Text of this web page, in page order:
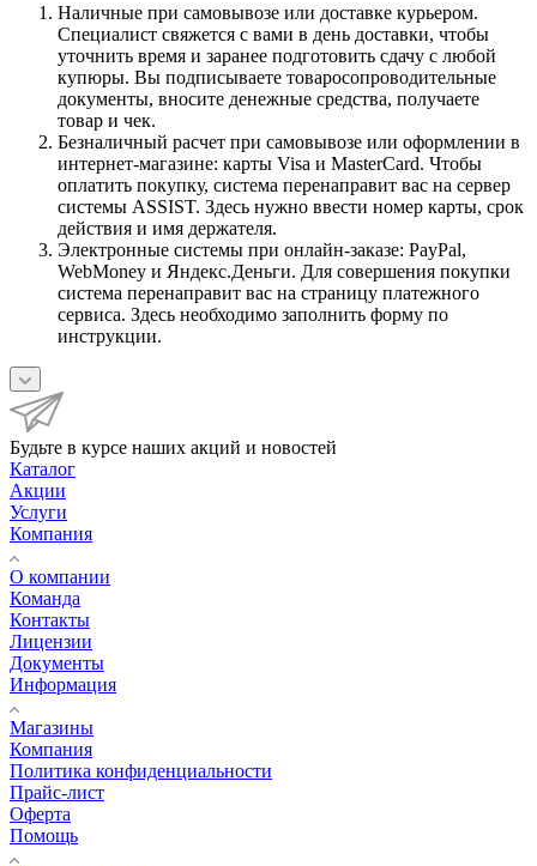
Наличные при самовывозе или доставке курьером.
Специалист свяжется с вами в день доставки, чтобы
уточнить время и заранее подготовить сдачу с любой
купюры. Вы подписываете товаросопроводительные
документы, вносите денежные средства, получаете
товар и чек.
Безналичный расчет при самовывозе или оформлении в
интернет-магазине: карты Visa и MasterCard. Чтобы
оплатить покупку, система перенаправит вас на сервер
системы ASSIST. Здесь нужно ввести номер карты, срок
действия и имя держателя.
Электронные системы при онлайн-заказе: PayPal,
WebMoney и Яндекс.Деньги. Для совершения покупки
система перенаправит вас на страницу платежного
сервиса. Здесь необходимо заполнить форму по
инструкции.
Будьте в курсе наших акций и новостей
Каталог
Акции
Услуги
Компания
О компании
Команда
Контакты
Лицензии
Документы
Информация
Магазины
Компания
Политика конфиденциальности
Прайс-лист
Оферта
Помощь